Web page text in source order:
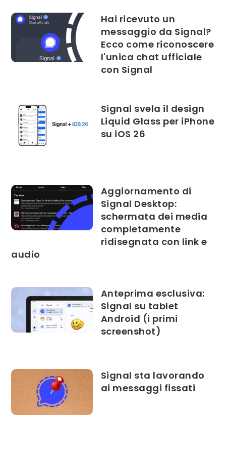
Hai ricevuto un
messaggio da Signal?
Ecco come riconoscere
l'unica chat ufficiale
con Signal
Signal svela il design
Liquid Glass per iPhone
su iOS 26
Aggiornamento di
Signal Desktop:
schermata dei media
completamente
ridisegnata con link e
audio
Anteprima esclusiva:
Signal su tablet
Android (i primi
screenshot)
Signal sta lavorando
ai messaggi fissati